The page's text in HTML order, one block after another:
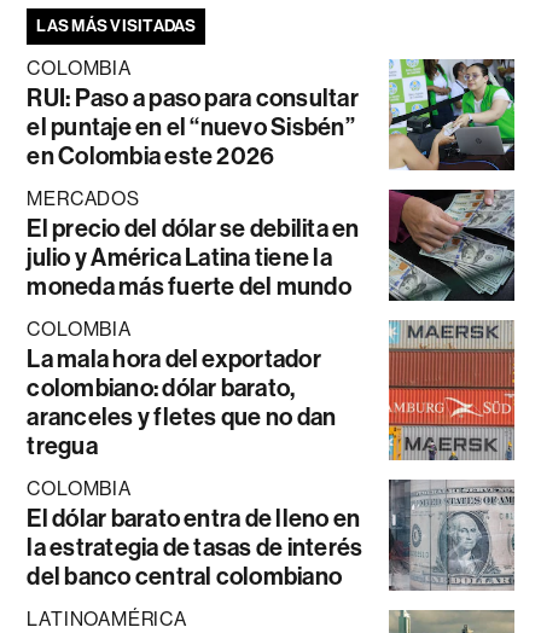
LAS MÁS VISITADAS
COLOMBIA
RUI: Paso a paso para consultar
el puntaje en el “nuevo Sisbén”
en Colombia este 2026
MERCADOS
El precio del dólar se debilita en
julio y América Latina tiene la
moneda más fuerte del mundo
COLOMBIA
La mala hora del exportador
colombiano: dólar barato,
aranceles y fletes que no dan
tregua
COLOMBIA
El dólar barato entra de lleno en
la estrategia de tasas de interés
del banco central colombiano
LATINOAMÉRICA